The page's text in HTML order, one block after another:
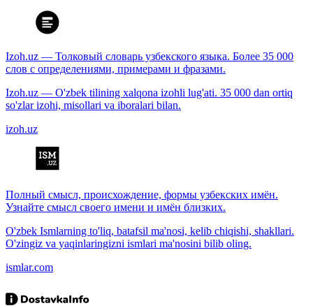
Izoh.uz — Толковый словарь узбекского языка. Более 35 000
слов с определениями, примерами и фразами.
Izoh.uz — O'zbek tilining xalqona izohli lug'ati. 35 000 dan ortiq
so'zlar izohi, misollari va iboralari bilan.
izoh.uz
Полный смысл, происхождение, формы узбекских имён.
Узнайте смысл своего имени и имён близких.
O'zbek Ismlarning to'liq, batafsil ma'nosi, kelib chiqishi, shakllari.
O'zingiz va yaqinlaringizni ismlari ma'nosini bilib oling.
ismlar.com